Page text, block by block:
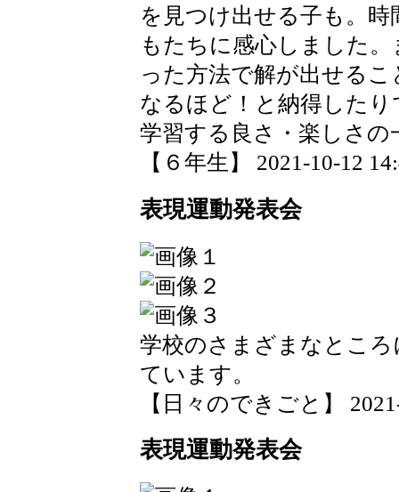
を見つけ出せる子も。
もたちに感心しました
った方法で解が出せる
なるほど！と納得した
学習する良さ・楽しさの
【６年生】 2021-10-12
表現運動発表会
学校のさまざまなとこ
ています。
【日々のできごと】
表現運動発表会